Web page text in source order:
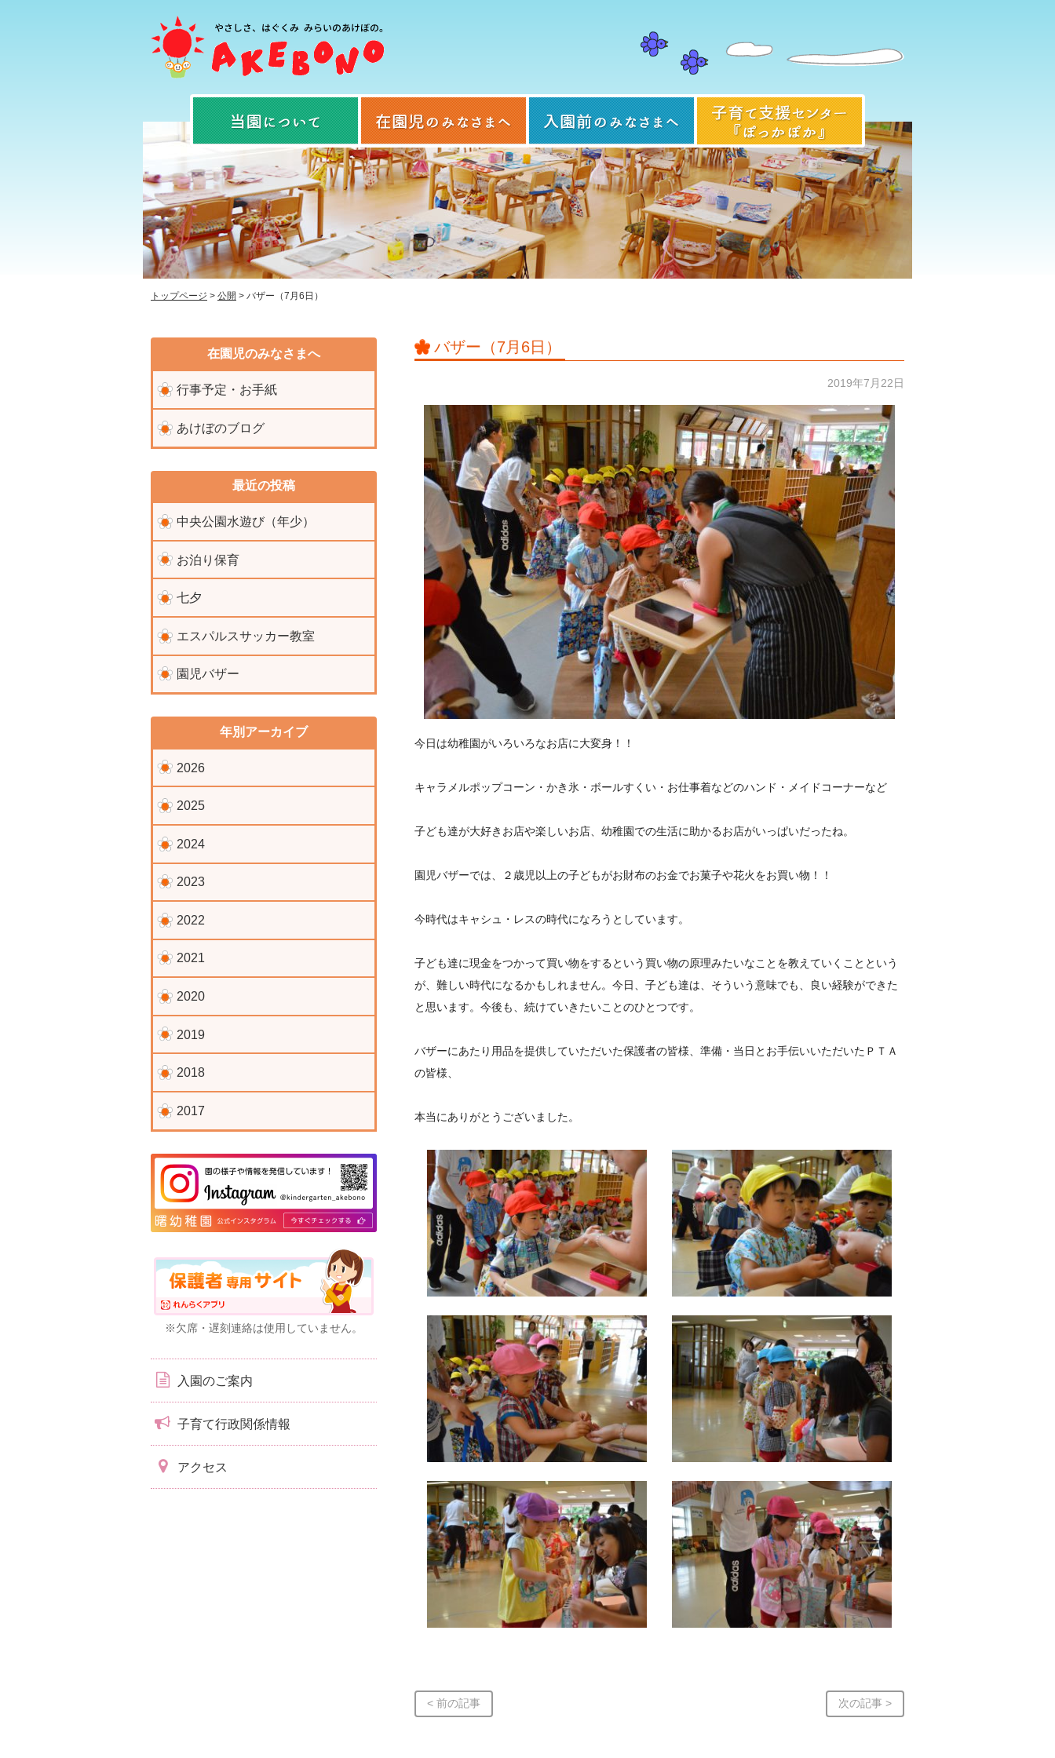
当園について 在園児のみなさまへ 入園前のみなさまへ
トップページ > 公開 > バザー（7月6日）
バザー（7月6日）
2019年7月22日
今日は幼稚園がいろいろなお店に大変身！！
キャラメルポップコーン・かき氷・ボールすくい・お仕事着などのハンド・メイドコーナーなど
子ども達が大好きお店や楽しいお店、幼稚園での生活に助かるお店がいっぱいだったね。
園児バザーでは、２歳児以上の子どもがお財布のお金でお菓子や花火をお買い物！！
今時代はキャシュ・レスの時代になろうとしています。
子ども達に現金をつかって買い物をするという買い物の原理みたいなことを教えていくことという
が、難しい時代になるかもしれません。今日、子ども達は、そういう意味でも、良い経験ができた
と思います。今後も、続けていきたいことのひとつです。
バザーにあたり用品を提供していただいた保護者の皆様、準備・当日とお手伝いいただいたＰＴＡ
の皆様、
本当にありがとうございました。
< 前の記事 次の記事 >
在園児のみなさまへ
行事予定・お手紙
あけぼのブログ
最近の投稿
中央公園水遊び（年少）
お泊り保育
七夕
エスパルスサッカー教室
園児バザー
年別アーカイブ
2026
2025
2024
2023
2022
2021
2020
2019
2018
2017
※欠席・遅刻連絡は使用していません。
入園のご案内
子育て行政関係情報
アクセス